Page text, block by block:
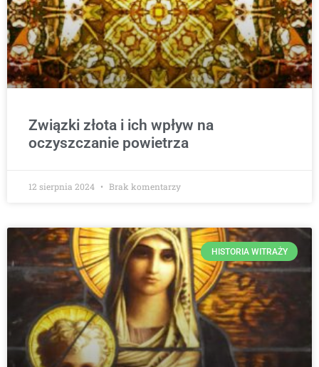
Związki złota i ich wpływ na
oczyszczanie powietrza
12 sierpnia 2024 Brak komentarzy
HISTORIA WITRAŻY